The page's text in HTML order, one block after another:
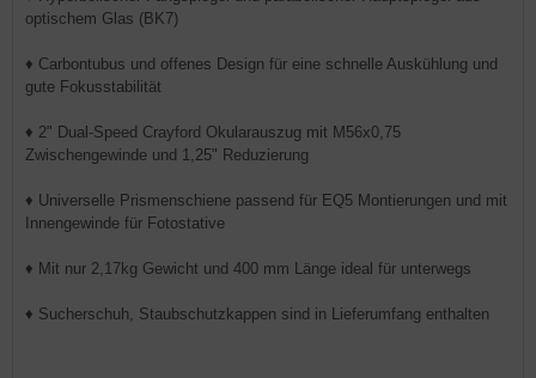
optischem Glas (BK7)
♦ Carbontubus und offenes Design für eine schnelle Auskühlung und
gute Fokusstabilität
♦ 2" Dual-Speed Crayford Okularauszug mit M56x0,75
Zwischengewinde und 1,25" Reduzierung
♦ Universelle Prismenschiene passend für EQ5 Montierungen und mit
Innengewinde für Fotostative
♦ Mit nur 2,17kg Gewicht und 400 mm Länge ideal für unterwegs
♦ Sucherschuh, Staubschutzkappen sind in Lieferumfang enthalten